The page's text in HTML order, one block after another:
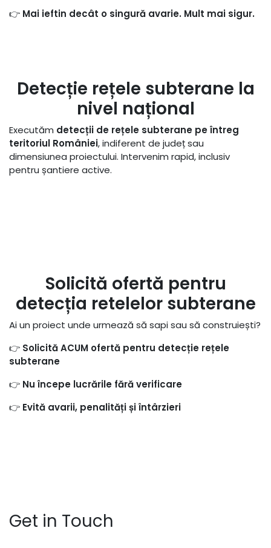
👉 Mai ieftin decât o singură avarie. Mult mai sigur.
Detecție rețele subterane la
nivel național
Executăm detecții de rețele subterane pe întreg
teritoriul României, indiferent de județ sau
dimensiunea proiectului. Intervenim rapid, inclusiv
pentru șantiere active.
Solicită ofertă pentru
detecția retelelor subterane
Ai un proiect unde urmează să sapi sau să construiești?
👉 Solicită ACUM ofertă pentru detecție rețele
subterane
👉 Nu începe lucrările fără verificare
👉 Evită avarii, penalități și întârzieri
Get in Touch